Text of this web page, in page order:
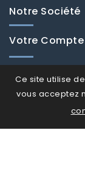
Notre Société
Votre Compte
Ce site utilise
vous acceptez